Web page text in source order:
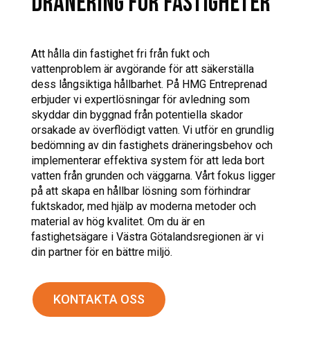
Att hålla din fastighet fri från fukt och
vattenproblem är avgörande för att säkerställa
dess långsiktiga hållbarhet. På HMG Entreprenad
erbjuder vi expertlösningar för avledning som
skyddar din byggnad från potentiella skador
orsakade av överflödigt vatten. Vi utför en grundlig
bedömning av din fastighets dräneringsbehov och
implementerar effektiva system för att leda bort
vatten från grunden och väggarna. Vårt fokus ligger
på att skapa en hållbar lösning som förhindrar
fuktskador, med hjälp av moderna metoder och
material av hög kvalitet. Om du är en
fastighetsägare i Västra Götalandsregionen är vi
din partner för en bättre miljö.
KONTAKTA OSS